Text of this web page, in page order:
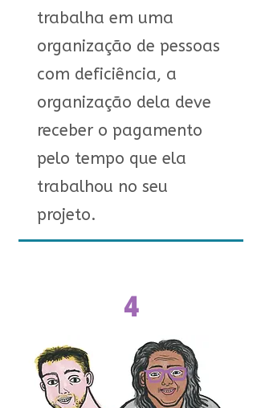
trabalha em uma
organização de pessoas
com deficiência, a
organização dela deve
receber o pagamento
pelo tempo que ela
trabalhou no seu
projeto.
4